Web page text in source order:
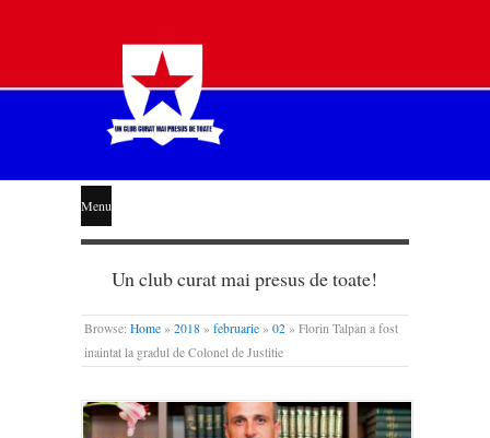
STEAUA
LIBERĂ
Menu
Un club curat mai presus de toate!
Browse: Home » 2018 » februarie » 02 » Florin Talpan a fost
inaintat la gradul de Colonel de Justitie